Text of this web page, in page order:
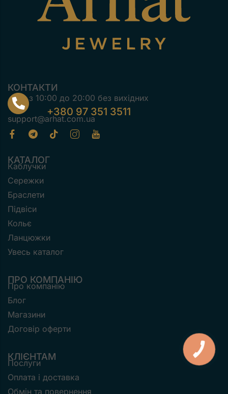
КОНТАКТИ
з 10:00 до 20:00 без вихідних
+380 97 351 3511
support@arhat.com.ua
КАТАЛОГ
Каблучки
Сережки
Браслети
Підвіси
Кольє
Ланцюжки
Увесь каталог
ПРО КОМПАНІЮ
Про компанію
Блог
Магазини
Договір оферти
КЛІЄНТАМ
Послуги
Оплата і доставка
Обмін та повернення
КНОПКА
ЗВ'ЯЗКУ